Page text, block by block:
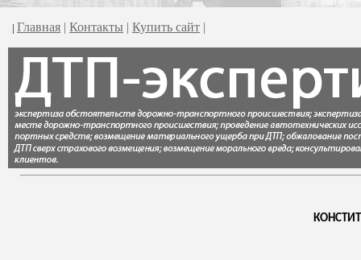
| Главная | Контакты | Купить сайт |